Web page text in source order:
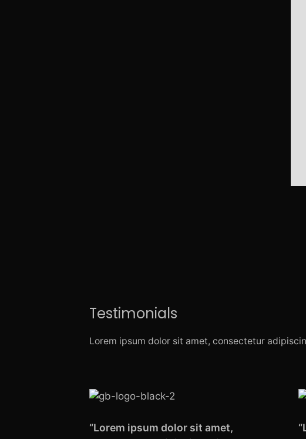
Testimonials
Lorem ipsum dolor sit amet, consectetur
“Lorem ipsum dolor sit amet,